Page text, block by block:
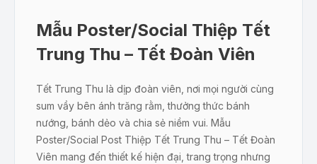
Mẫu Poster/Social Thiệp Tết
Trung Thu – Tết Đoàn Viên
Tết Trung Thu là dịp đoàn viên, nơi mọi người cùng
sum vầy bên ánh trăng rằm, thưởng thức bánh
nướng, bánh dẻo và chia sẻ niềm vui. Mẫu
Poster/Social Post Thiệp Tết Trung Thu – Tết Đoàn
Viên mang đến thiết kế hiện đại, trang trọng nhưng